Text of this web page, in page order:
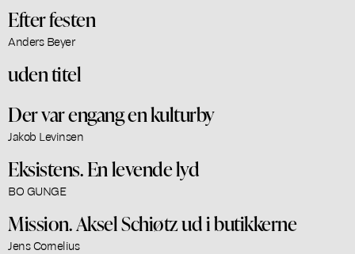
Efter festen
Anders Beyer
uden titel
Der var engang en kulturby
Jakob Levinsen
Eksistens. En levende lyd
BO GUNGE
Mission. Aksel Schiøtz ud i butikkerne
Jens Cornelius